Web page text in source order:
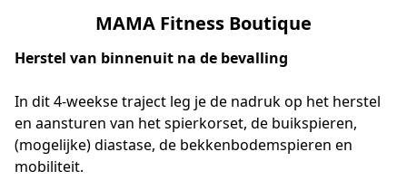
MAMA Fitness Boutique
Herstel van binnenuit na de bevalling
In dit 4-weekse traject leg je de nadruk op het herstel
en aansturen van het spierkorset, de buikspieren,
(mogelijke) diastase, de bekkenbodemspieren en
mobiliteit.